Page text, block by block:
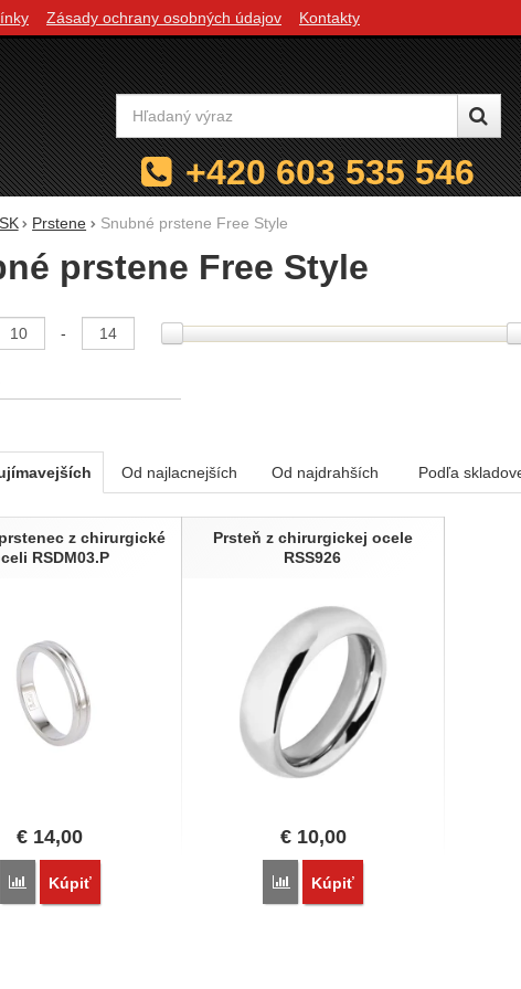
Prstene Snubné prstene Free Style
prstene Free Style
podľa parametrov
-
Od najlacnejších Od najdrahších Podľa
z chirurgické
RSDM03.P
€ 14,00
Porovnať
Kúpiť
Prsteň z chirurgickej ocele
RSS926
€10,00
Porovnať
Kúpiť
Zásady ochrany osobných údajov Kontakty
Vyhľadávanie
+420 603 535 546